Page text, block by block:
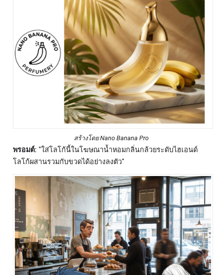
สร้างโดย Nano Banana Pro
พรอมต์: "ใส่โลโก้นี้ในโฆษณาน้ำหอมกลิ่นกล้วยระดับไฮเอนด์
โลโก้ผสานรวมกับขวดได้อย่างลงตัว"